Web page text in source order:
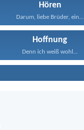
Hören
Darum, liebe Brüder, ein...
Hoffnung
Denn ich weiß wohl...